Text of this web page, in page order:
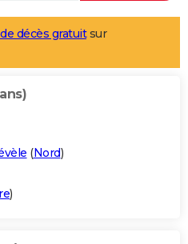
décès gratuitsur
(Nord)
)